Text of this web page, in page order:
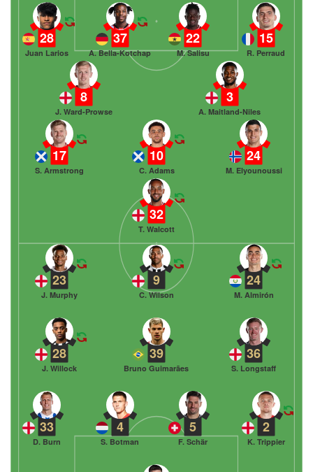
15
R. Perraud
22
M. Salisu
37
A. Bella-Kotchap
28
Juan Larios
3
A. Maitland-Niles
8
J. Ward-Prowse
24
M. Elyounoussi
10
C. Adams
17
S. Armstrong
32
T. Walcott
33
D. Burn
4
S. Botman
5
F. Schär
2
K. Trippier
28
J. Willock
39
Bruno Guimarães
36
S. Longstaff
23
J. Murphy
9
C. Wilson
24
M. Almirón